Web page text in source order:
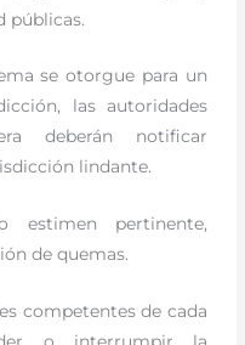
públicas.
se otorgue para un
las autoridades
deberán notificar
lindante.
pertinente,
de quemas.
competentes de cada